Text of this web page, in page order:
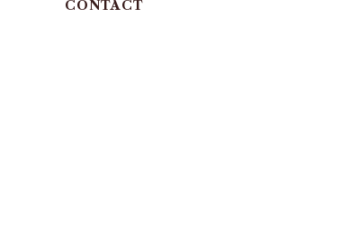
CONTACT